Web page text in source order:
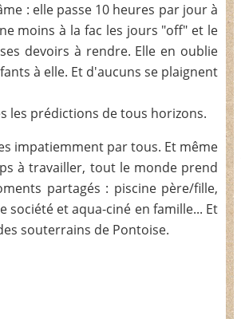
: elle passe 10 heures par jour à
moins à la fac les jours "off" et le
devoirs à rendre. Elle en oublie
à elle. Et d'aucuns se plaignent
les prédictions de tous horizons.
impatiemment par tous. Et même
à travailler, tout le monde prend
partagés : piscine père/fille,
société et aqua-ciné en famille... Et
souterrains de Pontoise.